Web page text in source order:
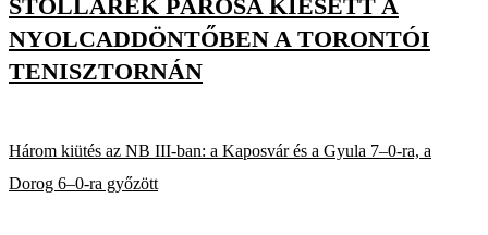
STOLLÁRÉK PÁROSA KIESETT A
NYOLCADDÖNTŐBEN A TORONTÓI
TENISZTORNÁN
Három kiütés az NB III-ban: a Kaposvár és a Gyula 7–0-ra, a
Dorog 6–0-ra győzött